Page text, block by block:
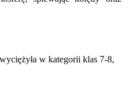
w kategorii klas 7-8,